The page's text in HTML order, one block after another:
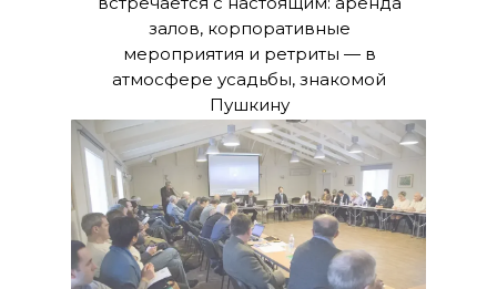
залов, корпоративные
мероприятия и ретриты — в
атмосфере усадьбы, знакомой
Пушкину